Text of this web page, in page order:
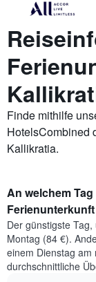
Finde mithilfe
HotelsCombined
Kallikratia.
An welchem
Der günstigste
Montag (84 €).
einem Dienstag
durchschnittliche